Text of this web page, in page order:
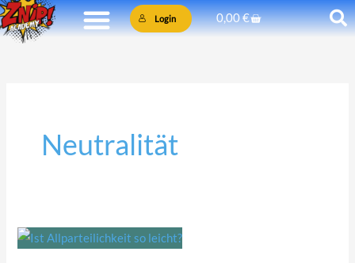
Zum
Inhalt
Login 0,00€Warenkorb
Neutralität
Ist